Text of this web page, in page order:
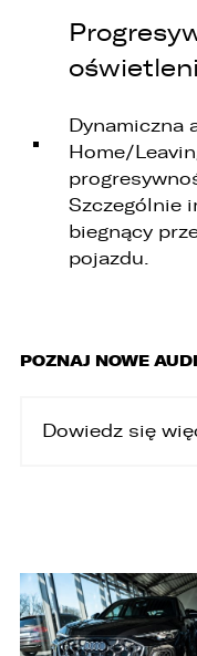
Dynamiczna
Home/
Szczególnie
biegnący
pojazdu.
POZNAJ NOWE
Dowiedz się
przetwarzaniem
rozporządzenie
informujemy o
1. LELLEK sp.
2. LELLEK
Gliwice,